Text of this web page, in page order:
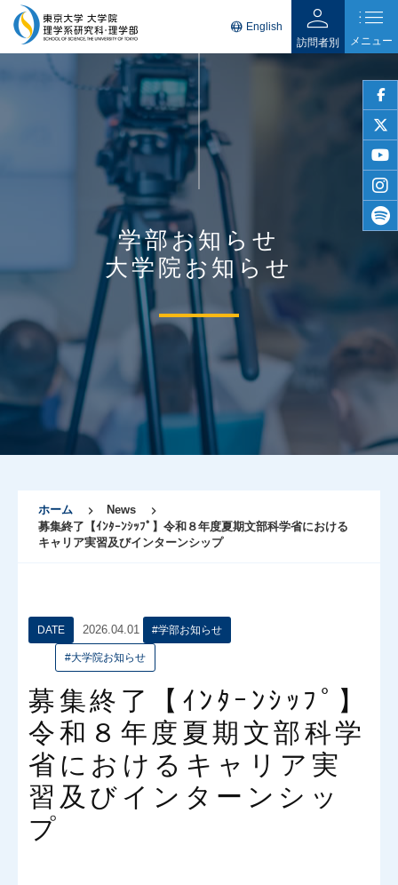
twitter
language English person
訪問者別
list
メニュー
学部お知らせ
大学院お知らせ
ホーム
News
募集終了【ｲﾝﾀｰﾝｼｯﾌﾟ】令和８年度夏期文部科学省における
キャリア実習及びインターンシップ
DATE 2026.04.01 #学部お知らせ
#大学院お知らせ
募集終了【ｲﾝﾀｰﾝｼｯﾌﾟ】
令和８年度夏期文部科学
省におけるキャリア実
習及びインターンシッ
プ